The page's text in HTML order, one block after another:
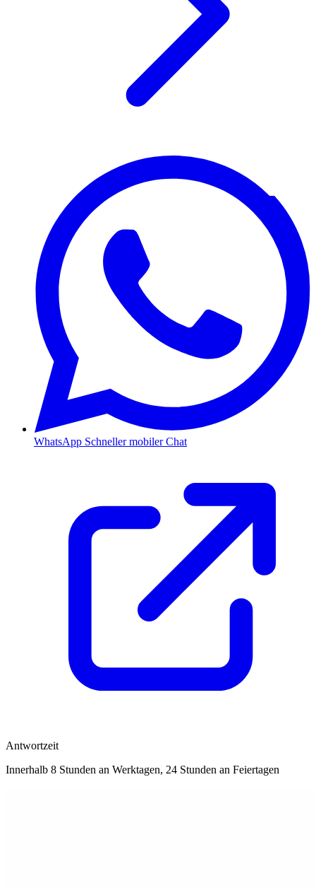
WhatsApp Schneller mobiler Chat
Antwortzeit
Innerhalb 8 Stunden an Werktagen, 24 Stunden an Feiertagen